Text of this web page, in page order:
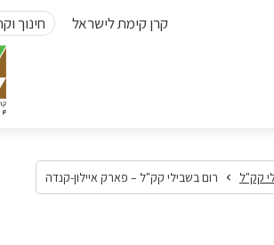
קרן קימת לישראל חינוך
קק"ל רום בשבילי קק"ל – פארק איילון-קנדה